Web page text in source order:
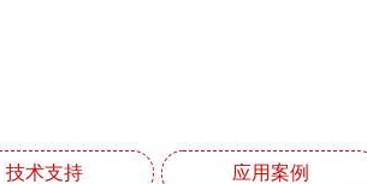
技术支持 应用案例